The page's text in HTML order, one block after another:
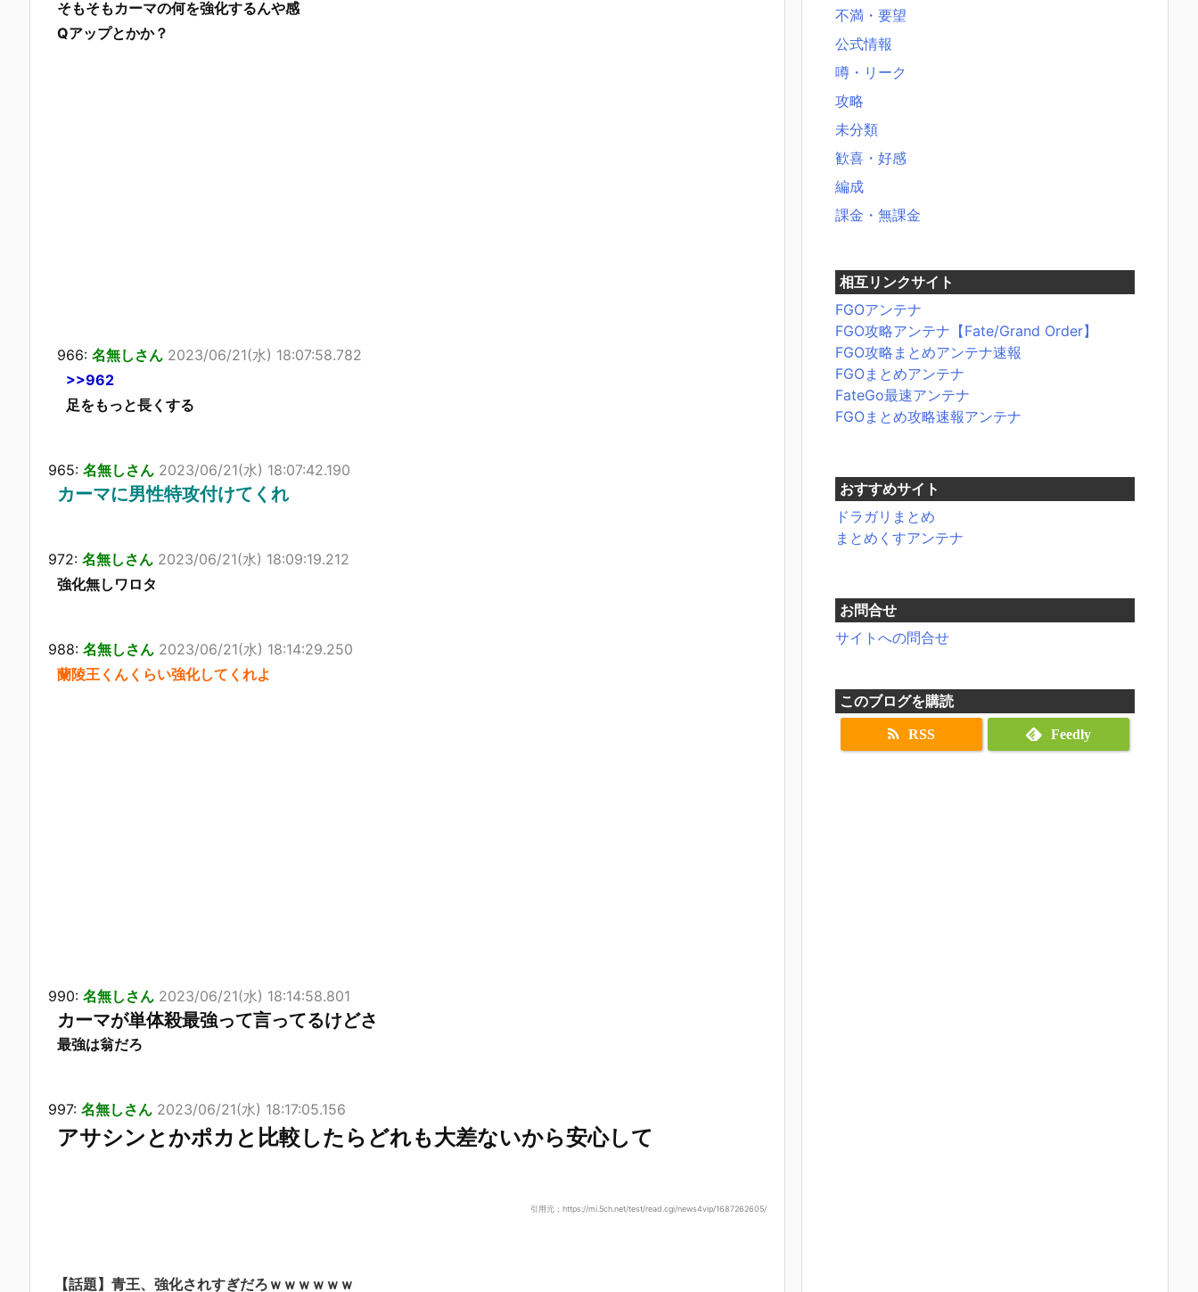
そもそもカーマの何を強化するんや感
Qアップとかか？
966: 名無しさん 2023/06/21(水) 18:07:58.782
>>962
足をもっと長くする
965: 名無しさん 2023/06/21(水) 18:07:42.190
カーマに男性特攻付けてくれ
972: 名無しさん 2023/06/21(水) 18:09:19.212
強化無しワロタ
988: 名無しさん 2023/06/21(水) 18:14:29.250
蘭陵王くんくらい強化してくれよ
990: 名無しさん 2023/06/21(水) 18:14:58.801
カーマが単体殺最強って言ってるけどさ
最強は翁だろ
997: 名無しさん 2023/06/21(水) 18:17:05.156
アサシンとかポカと比較したらどれも大差ないから安心して
引用元：https://mi.5ch.net/test/read.cgi/news4vip/1687262605/
【話題】青王、強化されすぎだろｗｗｗｗｗｗ
不満・要望
公式情報
噂・リーク
攻略
未分類
歓喜・好感
編成
課金・無課金
相互リンクサイト
FGOアンテナ
FGO攻略アンテナ【Fate/Grand Order】
FGO攻略まとめアンテナ速報
FGOまとめアンテナ
FateGo最速アンテナ
FGOまとめ攻略速報アンテナ
おすすめサイト
ドラガリまとめ
まとめくすアンテナ
お問合せ
サイトへの問合せ
このブログを購読
RSS Feedly